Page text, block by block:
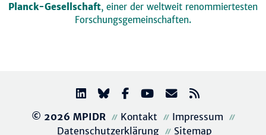
Planck-Gesellschaft, einer der weltweit renommiertesten
Forschungsgemeinschaften.
© 2026 MPIDR Kontakt
Impressum
Datenschutzerklärung
Sitemap